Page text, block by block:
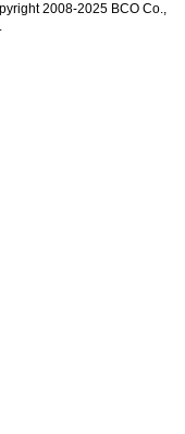
2008-2025 BCO Co.,